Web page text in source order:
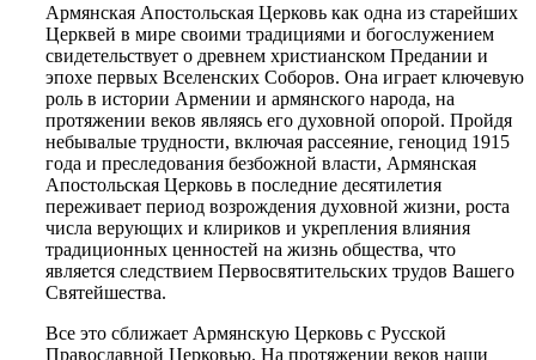
Армянская Апостольская Церковь как одна из старейших
Церквей в мире своими традициями и богослужением
свидетельствует о древнем христианском Предании и
эпохе первых Вселенских Соборов. Она играет ключевую
роль в истории Армении и армянского народа, на
протяжении веков являясь его духовной опорой. Пройдя
небывалые трудности, включая рассеяние, геноцид 1915
года и преследования безбожной власти, Армянская
Апостольская Церковь в последние десятилетия
переживает период возрождения духовной жизни, роста
числа верующих и клириков и укрепления влияния
традиционных ценностей на жизнь общества, что
является следствием Первосвятительских трудов Вашего
Святейшества.
Все это сближает Армянскую Церковь с Русской
Православной Церковью. На протяжении веков наши